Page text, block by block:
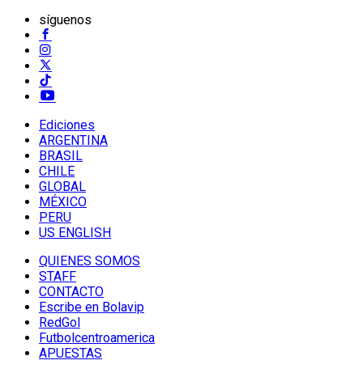
síguenos
Ediciones
ARGENTINA
BRASIL
CHILE
GLOBAL
MÉXICO
PERU
US ENGLISH
QUIENES SOMOS
STAFF
CONTACTO
Escribe en Bolavip
RedGol
Futbolcentroamerica
APUESTAS